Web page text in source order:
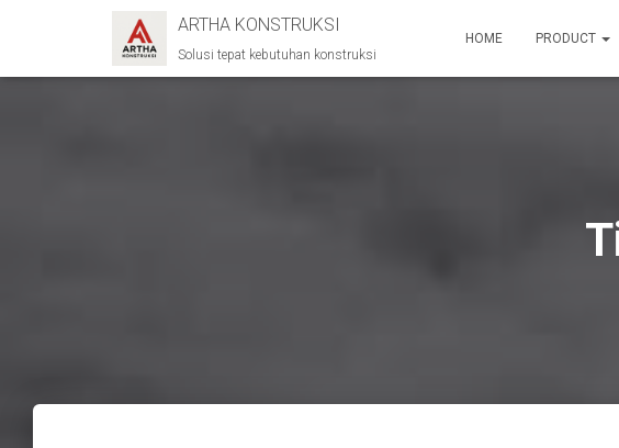
ARTHA KONSTRUKSI
Solusi tepat kebutuhan konstruksi
HOME PRODUCT